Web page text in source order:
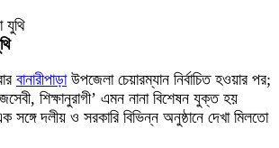
বানারীপাড়াউপজেলা চেয়ারম্যান নির্বাচিত হওয়ার পর;
শিক্ষানুরাগী’ এমন নানা বিশেষন যুক্ত হয়
দলীয় ও সরকারি বিভিন্ন অনুষ্ঠানে দেখা মিলতো